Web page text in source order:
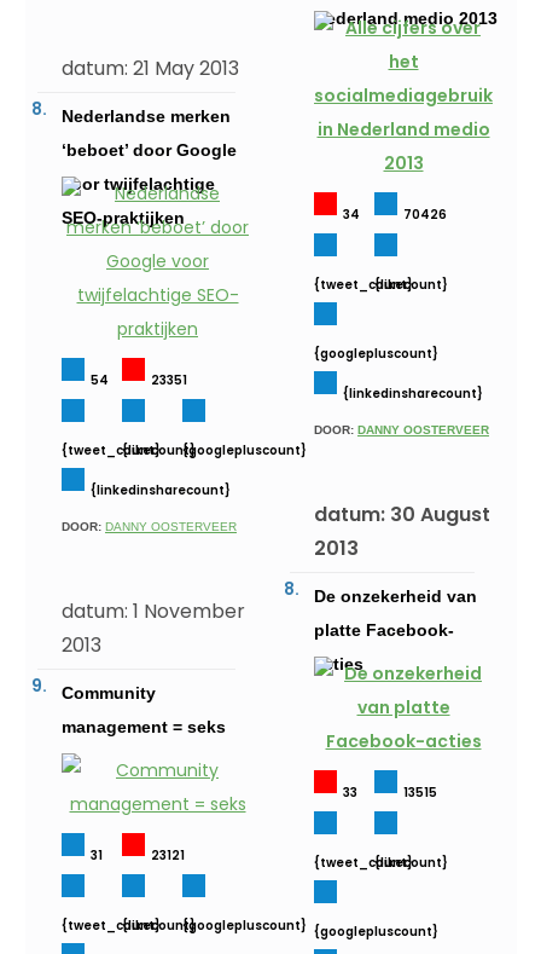
datum: 21 May 2013
Nederlandse merken
‘beboet’ door Google
voor twijfelachtige
SEO-praktijken
54 23351
{tweet_count}{likecount}{googlepluscount}
{linkedinsharecount}
DOOR: DANNY OOSTERVEER
datum: 1 November
2013
Community
management = seks
31 23121
{tweet_count}{likecount}{googlepluscount}
Nederland medio 2013
34 70426
{tweet_count}{likecount}
{googlepluscount}
{linkedinsharecount}
DOOR: DANNY OOSTERVEER
datum: 30 August
2013
De onzekerheid van
platte Facebook-
acties
33 13515
{tweet_count}{likecount}
{googlepluscount}